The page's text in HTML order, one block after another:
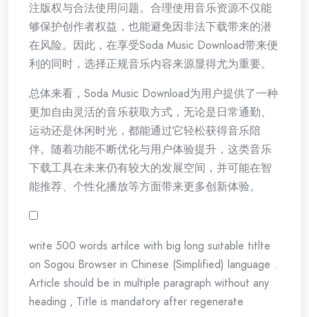
注版权与合法使用问题。合理使用音乐资源不仅能
够保护创作者权益，也能避免因非法下载带来的潜
在风险。因此，在享受Soda Music Download带来便
利的同时，选择正规音乐内容来源显得尤为重要。
总体来看，Soda Music Download为用户提供了一种
更加自由灵活的音乐获取方式，无论是日常通勤、
运动还是休闲时光，都能通过它轻松获得音乐陪
伴。随着功能不断优化与用户体验提升，这类音乐
下载工具在未来仍有较大的发展空间，并可能在智
能推荐、个性化播放等方面带来更多创新体验。
write 500 words artilce with big long suitable titlte
on Sogou Browser in Chinese (Simplified) language .
Article should be in multiple paragraph without any
heading , Title is mandatory after regenerate